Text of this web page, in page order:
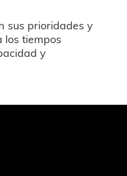
sus prioridades y
los tiempos
y